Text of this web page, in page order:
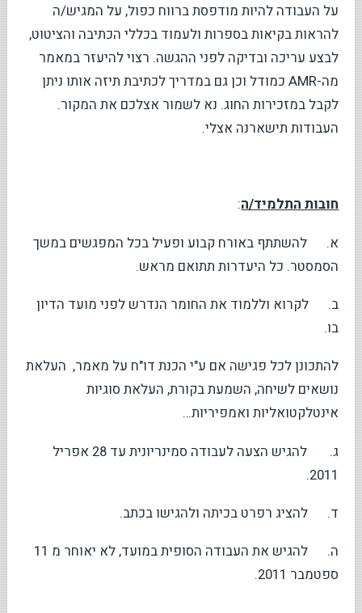
על העבודה להיות מודפסת ברווח כפול, על המגיש/ה
להראות בקיאות בספרות ולעמוד בכללי הכתיבה והציטוט,
לבצע עריכה ובדיקה לפני ההגשה. רצוי להיעזר במאמר
מה-AMR כמודל וכן גם במדריך לכתיבת תיזה אותו ניתן
לקבל במזכירות החוג. נא לשמור אצלכם את המקור.
העבודות תישארנה אצלי.
חובות התלמיד/ה:
א. להשתתף באורח קבוע ופעיל בכל המפגשים במשך
הסמסטר. כל היעדרות תתואם מראש.
ב. לקרוא וללמוד את החומר הנדרש לפני מועד הדיון
בו.
להתכונן לכל פגישה אם ע"י הכנת דו"ח על מאמר, העלאת
נושאים לשיחה, השמעת בקורת, העלאת סוגיות
אינטלקטואליות ואמפיריות…
ג. להגיש הצעה לעבודה סמינריונית עד 28 אפריל
2011.
ד. להציג רפרט בכיתה ולהגישו בכתב.
ה. להגיש את העבודה הסופית במועד, לא יאוחר מ 11
ספטמבר 2011.